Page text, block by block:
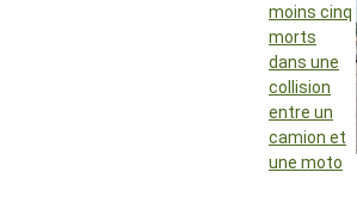
moins cinq
morts
dans une
collision
entre un
camion et
une moto